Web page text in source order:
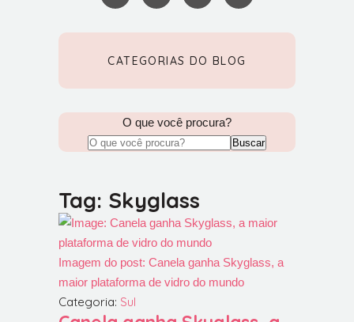
CATEGORIAS DO BLOG
O que você procura?
Buscar
Tag: Skyglass
Imagem do post: Canela ganha Skyglass, a
maior plataforma de vidro do mundo
Categoria: Sul